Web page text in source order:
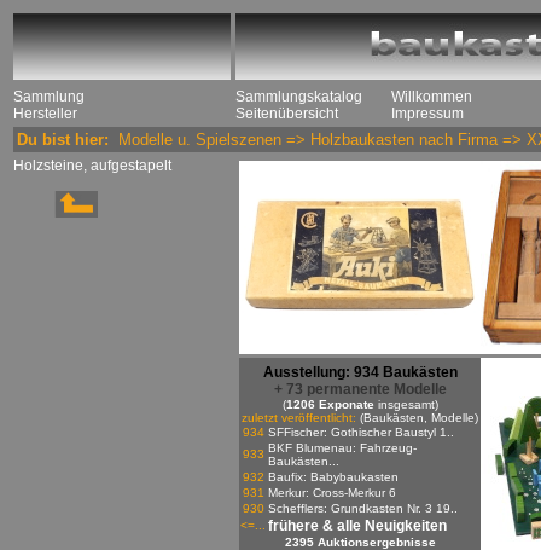
Sammlung
Hersteller
Sammlungskatalog
Seitenübersicht
Willkommen
Impressum
Du bist hier: Modelle u. Spielszenen => Holzbaukasten nach Firma =>
Holzsteine, aufgestapelt
Ausstellung: 934 Baukästen
+ 73 permanente Modelle
(1206 Exponate insgesamt)
zuletzt veröffentlicht: (Baukästen, Modelle)
934 SFFischer: Gothischer Baustyl 1..
933 BKF Blumenau: Fahrzeug-
Baukästen...
932 Baufix: Babybaukasten
931 Merkur: Cross-Merkur 6
930 Schefflers: Grundkasten Nr. 3 19..
<=...
frühere & alle Neuigkeiten
2395 Auktionsergebnisse